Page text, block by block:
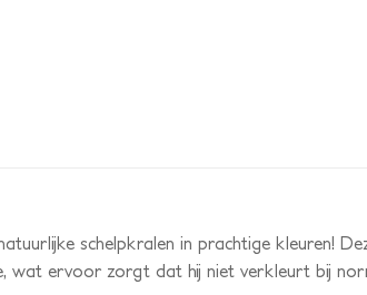
schelpkralen in prachtige kleuren!
wat ervoor zorgt dat hij niet verkleurt bij